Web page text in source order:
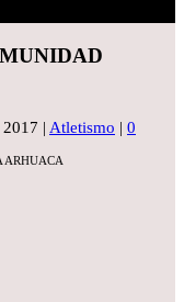
| Atletismo | 0